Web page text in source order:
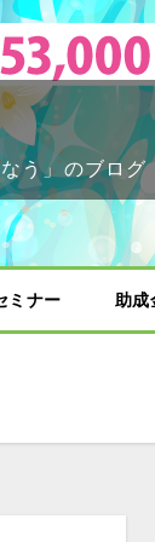
う」のブログ
ミナー 助